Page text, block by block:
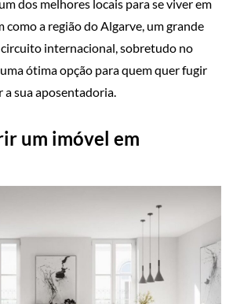
dos melhores locais para se viver em
como a região do Algarve, um grande
internacional, sobretudo no
ótima opção para quem quer fugir
sua aposentadoria.
um imóvel em